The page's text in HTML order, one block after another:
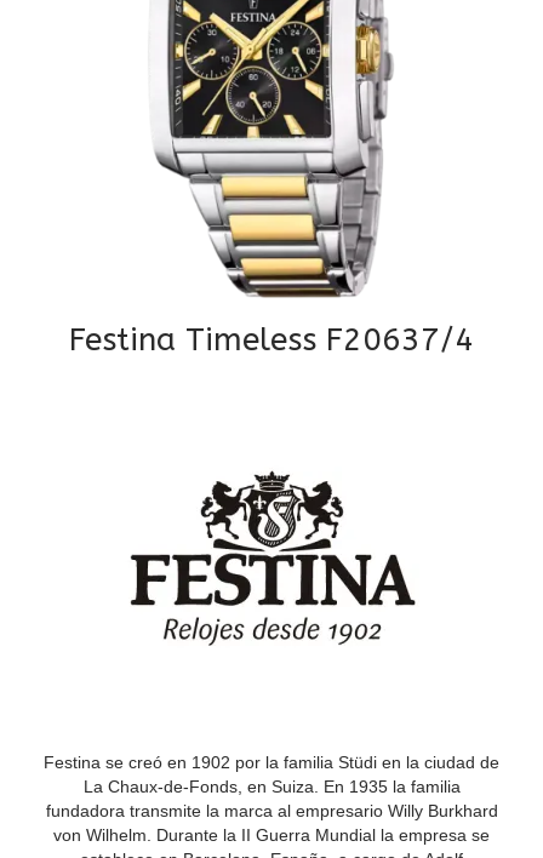
Festina Timeless F20637/4
Festina se creó en 1902 por la familia Stüdi en la ciudad de
La Chaux-de-Fonds, en Suiza. En 1935 la familia
fundadora transmite la marca al empresario Willy Burkhard
von Wilhelm. Durante la II Guerra Mundial la empresa se